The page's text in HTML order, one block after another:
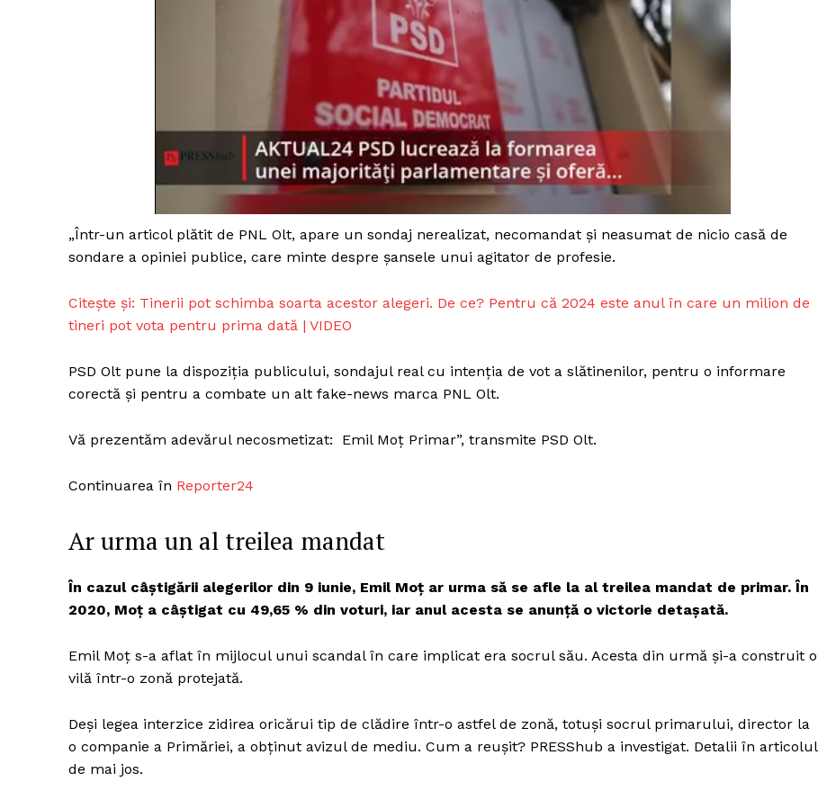
PRESShub
Proiecte editoriale
Contact
„Într-un articol plătit de PNL Olt, apare un sondaj nerealizat, necomandat și neasumat de nicio casă de
sondare a opiniei publice, care minte despre șansele unui agitator de profesie.
Citește și: Tinerii pot schimba soarta acestor alegeri. De ce? Pentru că 2024 este anul în care un milion de
tineri pot vota pentru prima dată | VIDEO
PSD Olt pune la dispoziția publicului, sondajul real cu intenția de vot a slătinenilor, pentru o informare
corectă și pentru a combate un alt fake-news marca PNL Olt.
Vă prezentăm adevărul necosmetizat: Emil Moț Primar”, transmite PSD Olt.
Continuarea în Reporter24
Ar urma un al treilea mandat
În cazul câștigării alegerilor din 9 iunie, Emil Moț ar urma să se afle la al treilea mandat de primar. În
2020, Moț a câștigat cu 49,65 % din voturi, iar anul acesta se anunță o victorie detașată.
Emil Moț s-a aflat în mijlocul unui scandal în care implicat era socrul său. Acesta din urmă și-a construit o
vilă într-o zonă protejată.
Deși legea interzice zidirea oricărui tip de clădire într-o astfel de zonă, totuși socrul primarului, director la
o companie a Primăriei, a obținut avizul de mediu. Cum a reușit? PRESShub a investigat. Detalii în articolul
de mai jos.